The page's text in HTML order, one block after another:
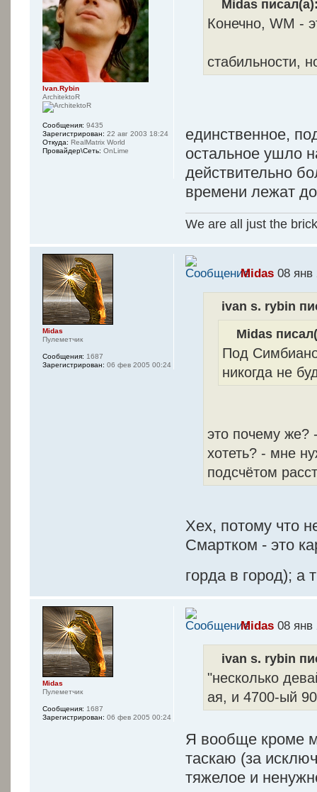
Midas
Конечно, WM -
стабильности,
единственное,
остальное ушло
действительно
времени лежат
We are all just the
Ivan.Rybin
ArchitektoR
Сообщения: 9435
Зарегистрирован: 22 авг 2003 18:24
Откуда: RealMatrix World
Провайдер\Сеть: OnLime
Midas 08 янв
ivan s. rybin
Midas
Под
никогда не
это почему же?
хотеть? - мне
подсчётом
Хех, потому что
Смартком - это
горда в город); а
Midas
Пулеметчик
Сообщения: 1687
Зарегистрирован: 06 фев 2005 00:24
Midas 08 янв
ivan s. rybin
"несколько
ая, и 4700-ый
Я вообще кроме
таскаю (за
тяжелое и
Midas
Пулеметчик
Сообщения: 1687
Зарегистрирован: 06 фев 2005 00:24